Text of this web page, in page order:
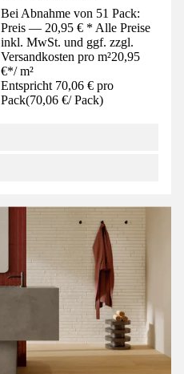
Bei Abnahme von 51 Pack:
Preis — 20,95 € * Alle Preise
inkl. MwSt. und ggf. zzgl.
Versandkosten pro m²20,95
€*/ m²
Entspricht 70,06 € pro
Pack(70,06 €/ Pack)